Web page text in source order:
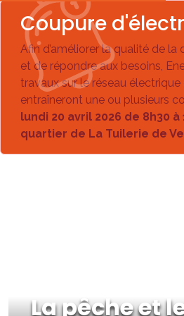
Coupure
Afin d’améliorer la qualité de
et de répondre aux besoins,
travaux sur le réseau
entraîneront une ou plusieurs
lundi 20 avril 2026 de 8h30 à
quartier de La Tuilerie de
La pêche et